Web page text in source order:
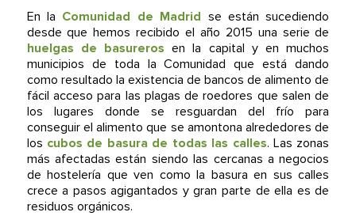
En la Comunidad de Madrid se están sucediendo
desde que hemos recibido el año 2015 una serie de
huelgas de basureros en la capital y en muchos
municipios de toda la Comunidad que está dando
como resultado la existencia de bancos de alimento de
fácil acceso para las plagas de roedores que salen de
los lugares donde se resguardan del frío para
conseguir el alimento que se amontona alrededores de
los cubos de basura de todas las calles. Las zonas
más afectadas están siendo las cercanas a negocios
de hostelería que ven como la basura en sus calles
crece a pasos agigantados y gran parte de ella es de
residuos orgánicos.